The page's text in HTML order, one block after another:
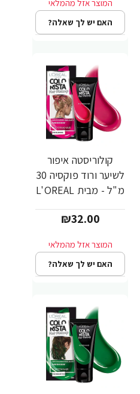
האם יש לך שאלה?
קולוריסטה איפור
לשיער ורוד פוקסיה 30
מ"ל - מבית L'OREAL
₪32.00
האם יש לך שאלה?